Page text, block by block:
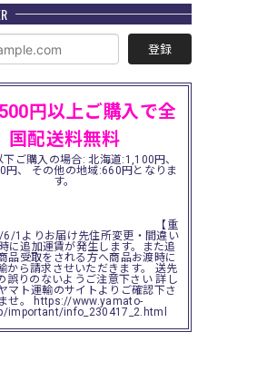
登録
円以上ご購入で全
国配送料無料
ご購入の場合: 北海道:1,100円、
円、 その他の地域:660円となりま
す。
重
1よりお届け先住所変更・間違い
に追加運賃が発生します。また追
品受取をされる方へ商品お渡時に
から請求させいただきます。 送先
誤りのないようご注意下さい 詳し
マト運輸のサイトよりご確認下さ
せ。 https://www.yamato-
important/info_230417_2.html